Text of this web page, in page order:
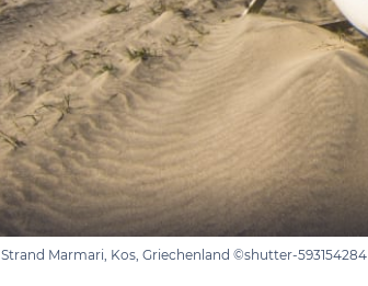
Strand Marmari, Kos, Griechenland ©shutter-593154284